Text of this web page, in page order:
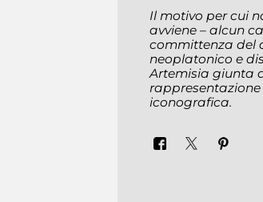
Il motivo per cui
avviene – alcun
committenza del
neoplatonico e
Artemisia giunta
iconografica.